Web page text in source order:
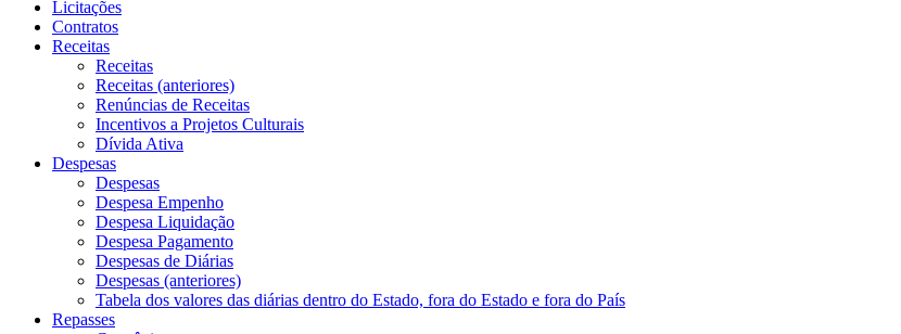
Licitações
Contratos
Receitas
Receitas
Receitas (anteriores)
Renúncias de Receitas
Incentivos a Projetos Culturais
Dívida Ativa
Despesas
Despesas
Despesa Empenho
Despesa Liquidação
Despesa Pagamento
Despesas de Diárias
Despesas (anteriores)
Tabela dos valores das diárias dentro do Estado, fora do Estado e fora do País
Repasses